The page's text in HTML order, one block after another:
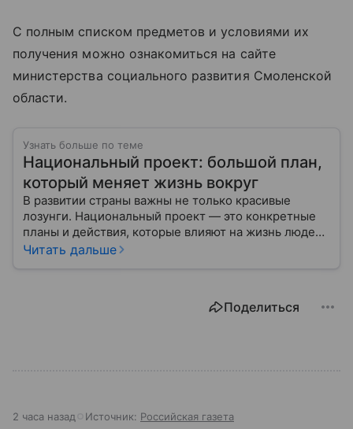
С полным списком предметов и условиями их
получения можно ознакомиться на сайте
министерства социального развития Смоленской
области.
Узнать больше по теме
Национальный проект: большой план,
который меняет жизнь вокруг
В развитии страны важны не только красивые
лозунги. Национальный проект — это конкретные
планы и действия, которые влияют на жизнь людей
уже сегодня.
Читать дальше
Поделиться
2 часа назад Источник: Российская газета